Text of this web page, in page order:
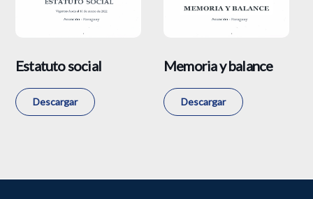
Estatuto social
Descargar
Memoria y balance
Descargar